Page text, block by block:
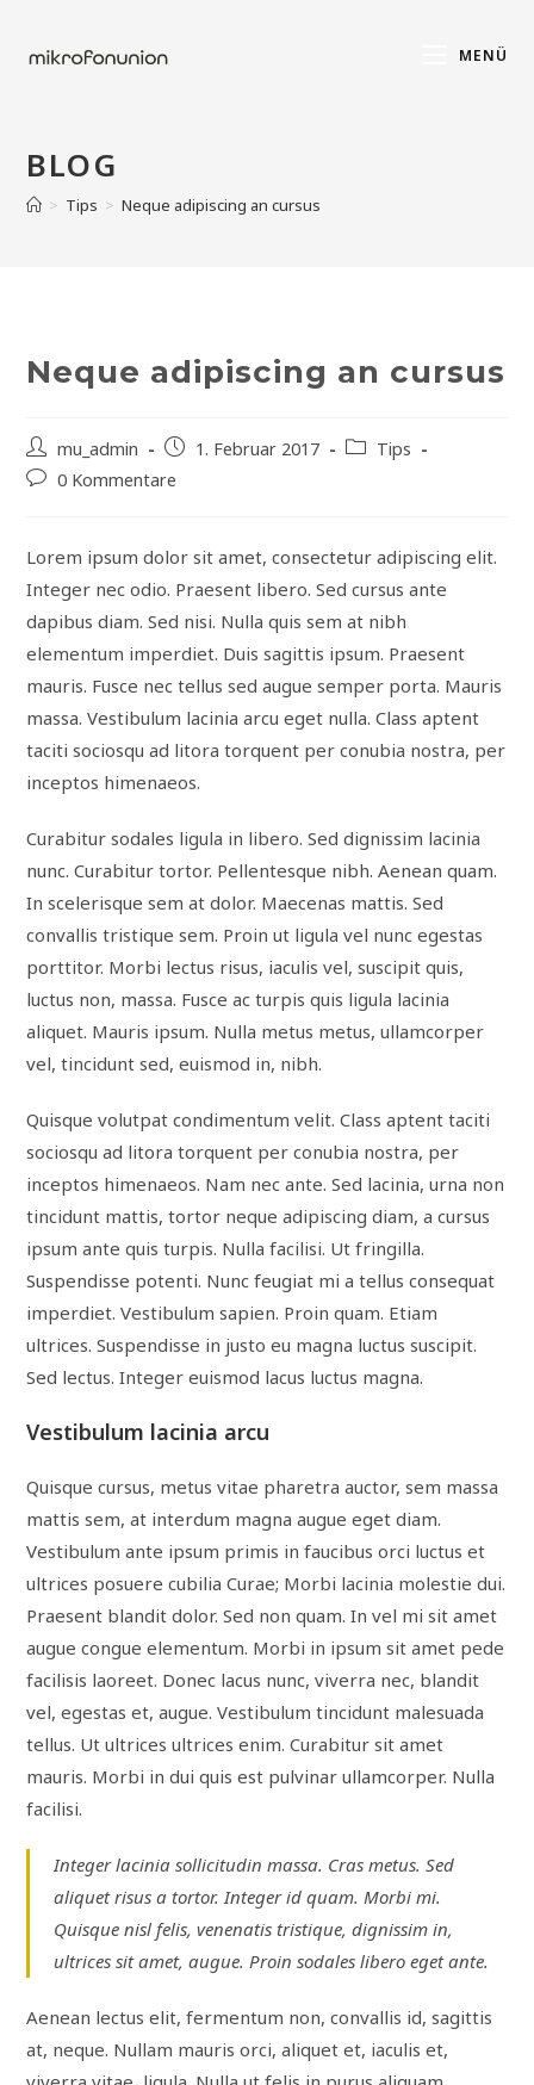
MENÜ
BLOG
> Tips > Neque adipiscing an cursus
Neque adipiscing an cursus
mu_admin 1. Februar 2017
Tips
0 Kommentare
Lorem ipsum dolor sit amet, consectetur adipiscing elit.
Integer nec odio. Praesent libero. Sed cursus ante
dapibus diam. Sed nisi. Nulla quis sem at nibh
elementum imperdiet. Duis sagittis ipsum. Praesent
mauris. Fusce nec tellus sed augue semper porta. Mauris
massa. Vestibulum lacinia arcu eget nulla. Class aptent
taciti sociosqu ad litora torquent per conubia nostra, per
inceptos himenaeos.
Curabitur sodales ligula in libero. Sed dignissim lacinia
nunc. Curabitur tortor. Pellentesque nibh. Aenean quam.
In scelerisque sem at dolor. Maecenas mattis. Sed
convallis tristique sem. Proin ut ligula vel nunc egestas
porttitor. Morbi lectus risus, iaculis vel, suscipit quis,
luctus non, massa. Fusce ac turpis quis ligula lacinia
aliquet. Mauris ipsum. Nulla metus metus, ullamcorper
vel, tincidunt sed, euismod in, nibh.
Quisque volutpat condimentum velit. Class aptent taciti
sociosqu ad litora torquent per conubia nostra, per
inceptos himenaeos. Nam nec ante. Sed lacinia, urna non
tincidunt mattis, tortor neque adipiscing diam, a cursus
ipsum ante quis turpis. Nulla facilisi. Ut fringilla.
Suspendisse potenti. Nunc feugiat mi a tellus consequat
imperdiet. Vestibulum sapien. Proin quam. Etiam
ultrices. Suspendisse in justo eu magna luctus suscipit.
Sed lectus. Integer euismod lacus luctus magna.
Vestibulum lacinia arcu
Quisque cursus, metus vitae pharetra auctor, sem massa
mattis sem, at interdum magna augue eget diam.
Vestibulum ante ipsum primis in faucibus orci luctus et
ultrices posuere cubilia Curae; Morbi lacinia molestie dui.
Praesent blandit dolor. Sed non quam. In vel mi sit amet
augue congue elementum. Morbi in ipsum sit amet pede
facilisis laoreet. Donec lacus nunc, viverra nec, blandit
vel, egestas et, augue. Vestibulum tincidunt malesuada
tellus. Ut ultrices ultrices enim. Curabitur sit amet
mauris. Morbi in dui quis est pulvinar ullamcorper. Nulla
facilisi.
Integer lacinia sollicitudin massa. Cras metus. Sed
aliquet risus a tortor. Integer id quam. Morbi mi.
Quisque nisl felis, venenatis tristique, dignissim in,
ultrices sit amet, augue. Proin sodales libero eget ante.
Aenean lectus elit, fermentum non, convallis id, sagittis
at, neque. Nullam mauris orci, aliquet et, iaculis et,